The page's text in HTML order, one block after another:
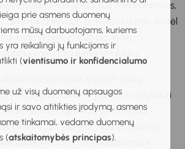
prie asmens duomenų
mūsų darbuotojams, kuriems
yra reikalingi jų funkcijoms ir
(vientisumo ir konfidencialumo
už visų duomenų apsaugos
ir savo atitikties įrodymą, asmens
tinkamai, vedame duomenų
(atskaitomybės principas).
šalys turi specialius mechanizmus,
aktyviai dalyvauti politikos kūrime, todėl
pereiti nuo pavienių
vaikų įtraukimo struktūrų.
svarbu ne tik stiprinti vaikų
sąlygas vaikams patiems dalyvauti
aplinkos jiems reikia.
internetas“ jau yra subūręs jaunimo
saugumo internete klausimais ir